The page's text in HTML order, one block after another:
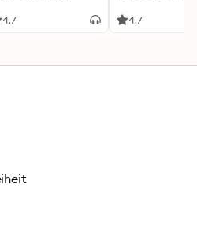
4.7
heißersehnte
4.7